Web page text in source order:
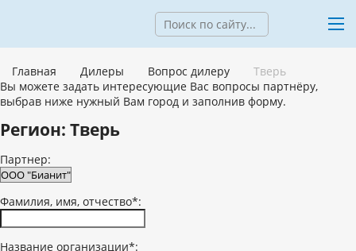
Главная Дилеры Вопрос дилеру
Тверь
Вы можете задать интересующие Вас вопросы партнёру,
выбрав ниже нужный Вам город и заполнив форму.
Регион: Тверь
Партнер:
Фамилия, имя, отчество*:
Название организации*: